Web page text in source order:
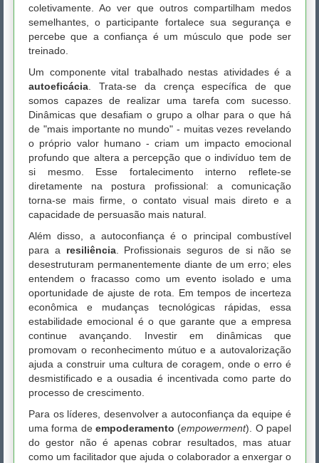
coletivamente. Ao ver que outros compartilham medos
semelhantes, o participante fortalece sua segurança e
percebe que a confiança é um músculo que pode ser
treinado.
Um componente vital trabalhado nestas atividades é a
autoeficácia . Trata-se da crença específica de que
somos capazes de realizar uma tarefa com sucesso.
Dinâmicas que desafiam o grupo a olhar para o que há
de "mais importante no mundo" - muitas vezes revelando
o próprio valor humano - criam um impacto emocional
profundo que altera a percepção que o indivíduo tem de
si mesmo. Esse fortalecimento interno reflete-se
diretamente na postura profissional: a comunicação
torna-se mais firme, o contato visual mais direto e a
capacidade de persuasão mais natural.
Além disso, a autoconfiança é o principal combustível
para a resiliência. Profissionais seguros de si não se
desestruturam permanentemente diante de um erro; eles
entendem o fracasso como um evento isolado e uma
oportunidade de ajuste de rota. Em tempos de incerteza
econômica e mudanças tecnológicas rápidas, essa
estabilidade emocional é o que garante que a empresa
continue avançando. Investir em dinâmicas que
promovam o reconhecimento mútuo e a autovalorização
ajuda a construir uma cultura de coragem, onde o erro é
desmistificado e a ousadia é incentivada como parte do
processo de crescimento.
Para os líderes, desenvolver a autoconfiança da equipe é
uma forma de empoderamento (empowerment). O papel
do gestor não é apenas cobrar resultados, mas atuar
como um facilitador que ajuda o colaborador a enxergar o